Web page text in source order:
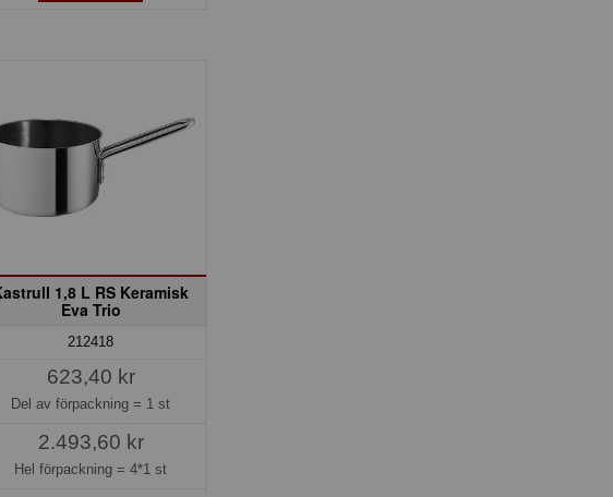
1,8 L RS Keramisk
Eva Trio
212418
623,40 kr
Del av förpackning = 1 st
2.493,60 kr
Hel förpackning =4*1 st